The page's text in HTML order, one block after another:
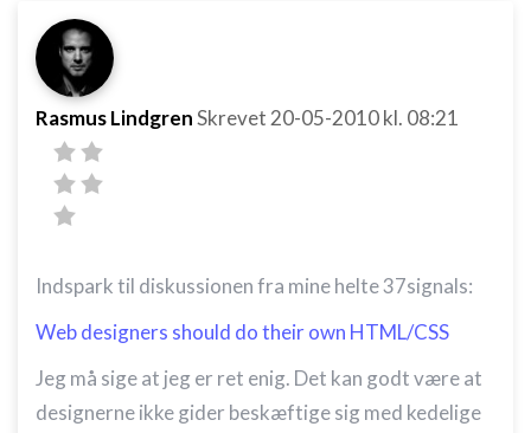
Rasmus LindgrenSkrevet 20-05-2010kl. 08:21
Indspark til diskussionen fra mine helte 37signals:
Web designers should do their own HTML/CSS
Jeg må sige at jeg er ret enig. Det kan godt være at
designerne ikke gider beskæftige sig med kedelige